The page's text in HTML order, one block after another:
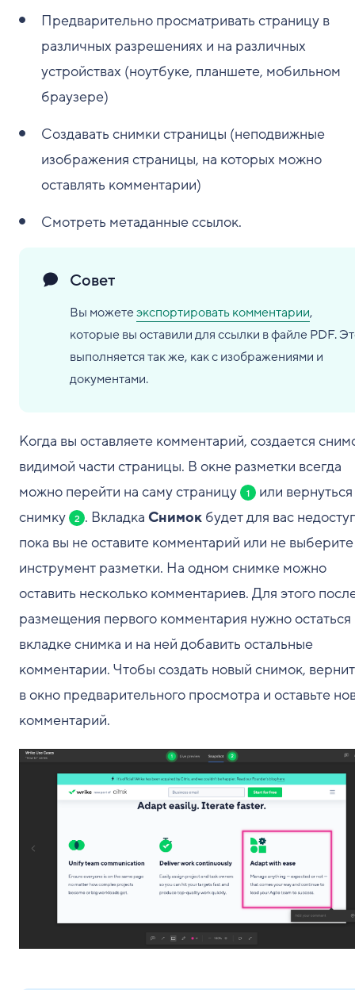
Предварительно просматривать страницу в
различных разрешениях и на различных
устройствах (ноутбуке, планшете, мобильном
браузере)
Создавать снимки страницы (неподвижные
изображения страницы, на которых можно
оставлять комментарии)
Смотреть метаданные ссылок.
Совет
Вы можетеэкспортировать комментарии,
которые вы оставили для ссылки в файле PDF.
выполняется так же, как с изображениями и
документами.
Когда вы оставляете комментарий, создается
видимой части страницы. В окне разметки всегда
можно перейти на саму страницу
1
или
снимку
2 . Вкладка Снимок будет для вас
пока вы не оставите комментарий или не выберите
инструмент разметки. На одном снимке можно
оставить несколько комментариев. Для этого
размещения первого комментария нужно остаться
вкладке снимка и на ней добавить остальные
комментарии. Чтобы создать новый снимок,
в окно предварительного просмотра и оставьте
комментарий.